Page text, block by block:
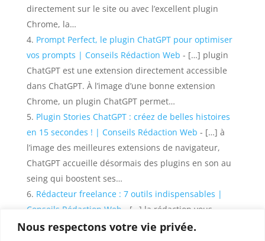
Nous respectons votre vie privée.
directement sur le site ou avec l’excellent plugin
Chrome, la…
Prompt Perfect, le plugin ChatGPT pour optimiser
vos prompts | Conseils Rédaction Web - […] plugin
ChatGPT est une extension directement accessible
dans ChatGPT. À l’image d’une bonne extension
Chrome, un plugin ChatGPT permet…
Plugin Stories ChatGPT : créez de belles histoires
en 15 secondes ! | Conseils Rédaction Web - […] à
l’image des meilleures extensions de navigateur,
ChatGPT accueille désormais des plugins en son au
seing qui boostent ses…
Rédacteur freelance : 7 outils indispensables |
Conseils Rédaction Web - […] la rédaction vous
intéressent, j’y ai déjà consacré deux articles : ➡️ Une